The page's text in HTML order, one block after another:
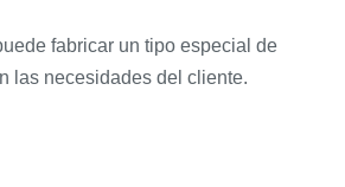
fabricar un tipo especial de
las necesidades del cliente.